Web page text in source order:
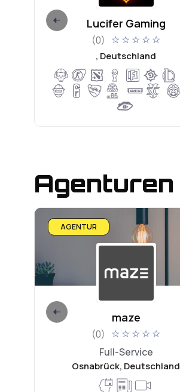
Lucifer Gaming
(0) ☆ ☆ ☆ ☆ ☆
, Deutschland
Agenturen
AGENTUR
maze
(0) ☆ ☆ ☆ ☆ ☆
Full-Service
Osnabrück, Deutschland